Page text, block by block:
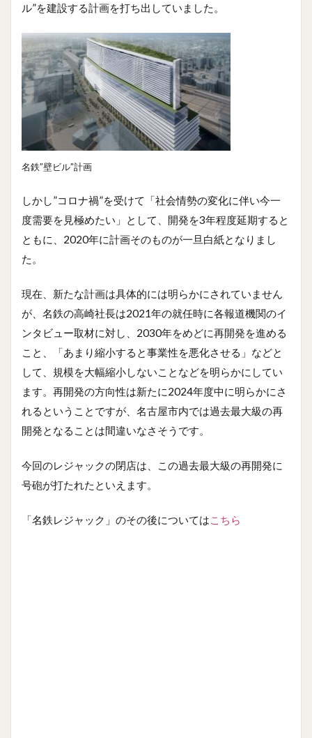
ル”を建設する計画を打ち出していました。
名鉄”壁ビル”計画
しかし”コロナ禍”を受けて「社会情勢の変化に伴い今一
度需要を見極めたい」として、開発を3年程度延期すると
ともに、2020年に計画そのものが一旦白紙となりまし
た。
現在、新たな計画は具体的には明らかにされていません
が、名鉄の高崎社長は2021年の就任時に各報道機関のイ
ンタビュー取材に対し、2030年をめどに再開発を進める
こと、「あまり縮小すると事業性を悪化させる」などと
して、規模を大幅縮小しないことなどを明らかにしてい
ます。再開発の方向性は新たに2024年度中に明らかにさ
れるということですが、名古屋市内では過去最大級の再
開発となることは間違いなさそうです。
今回のレジャックの閉店は、この過去最大級の再開発に
号砲が打たれたといえます。
「名鉄レジャック」のその後についてはこちら